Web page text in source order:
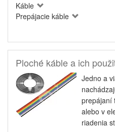
Káble
Prepájacie káble
Ploché káble a ich
Jedno a
prepájaní
alebo v
riadenia